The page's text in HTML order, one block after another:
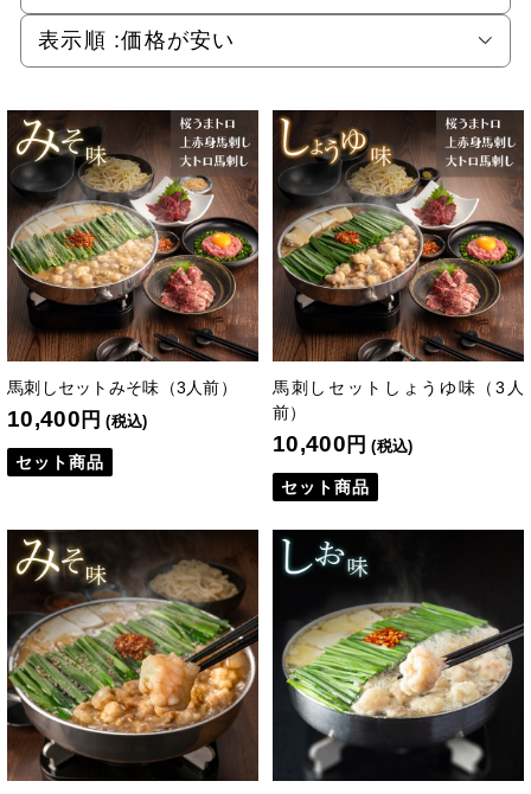
表示順 :価格が安い
馬刺しセットみそ味（3人前）
10,400 円 (税込)
セット商品
馬刺しセットしょうゆ味（3人
前）
10,400 円 (税込)
セット商品